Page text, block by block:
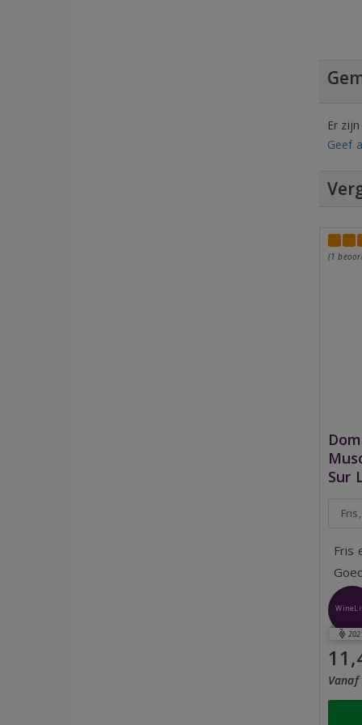
Er
Geef
(1
Sur
Fris